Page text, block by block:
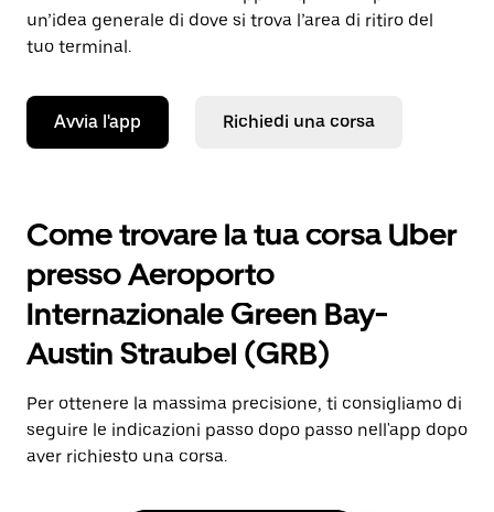
un’idea generale di dove si trova l’area di ritiro del
tuo terminal.
Avvia l'app Richiedi una corsa
Come trovare la tua corsa Uber
presso Aeroporto
Internazionale Green Bay-
Austin Straubel (GRB)
Per ottenere la massima precisione, ti consigliamo di
seguire le indicazioni passo dopo passo nell'app dopo
aver richiesto una corsa.